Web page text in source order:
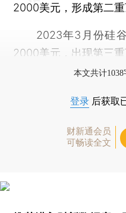
2000美元，形成第二重
2023年3月份硅谷
2000美元，出现第三重
本文共计
登录 后获取
财新通会员
可畅读全文